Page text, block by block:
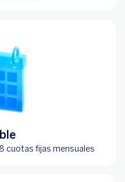
cuotas fijas mensuales